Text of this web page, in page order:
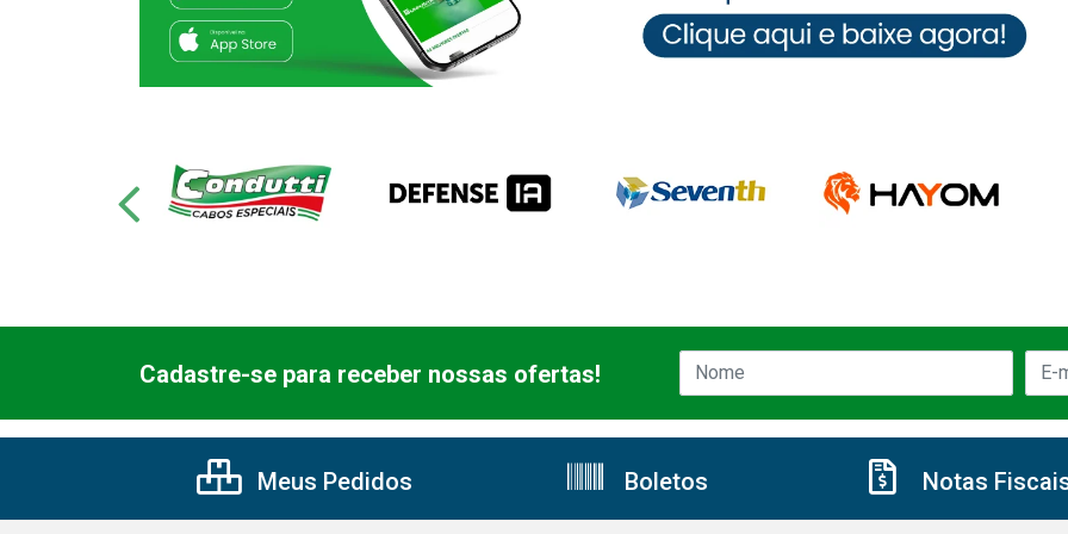
Cadastre-se para receber nossas ofertas!
Meus Pedidos Boletos Notas